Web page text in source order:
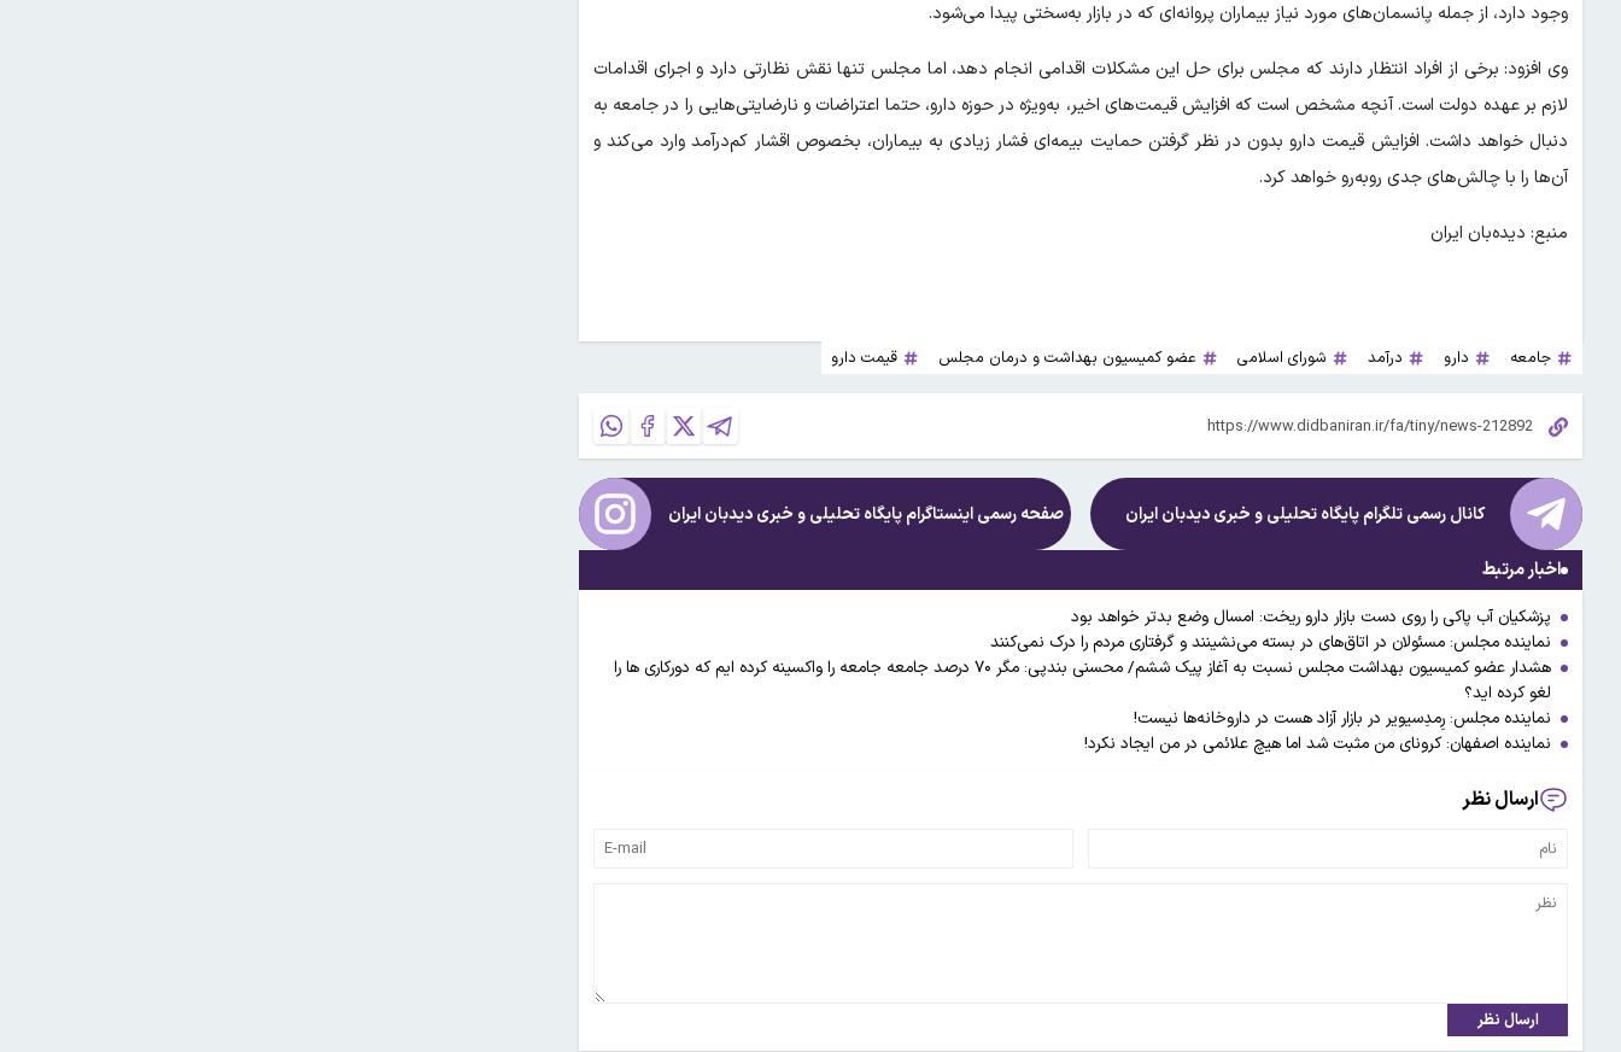
وجود دارد، از جمله پانسمان‌های مورد نیاز بیماران پروانه‌ای که در بازار به‌سختی پیدا می‌شود.
وی افزود: برخی از افراد انتظار دارند که مجلس برای حل این مشکلات اقدامی انجام دهد، اما مجلس تنها نقش نظارتی دارد و اجرای اقدامات
لازم بر عهده دولت است. آنچه مشخص است که افزایش قیمت‌های اخیر، به‌ویژه در حوزه دارو، حتما اعتراضات و نارضایتی‌هایی را در جامعه به
دنبال خواهد داشت. افزایش قیمت دارو بدون در نظر گرفتن حمایت بیمه‌ای فشار زیادی به بیماران، بخصوص اقشار کم‌درآمد وارد می‌کند و
آن‌ها را با چالش‌های جدی روبه‌رو خواهد کرد.
منبع: دیده‌بان ایران
جامعه دارو درآمد شورای اسلامی عضو کمیسیون بهداشت و درمان مجلس قیمت دارو
کانال رسمی تلگرام پایگاه تحلیلی و خبریدیدبان ایران صفحه رسمی اینستاگرام پایگاه تحلیلی و خبریدیدبان ایران
اخبار مرتبط
پزشکیان آب پاکی را روی دست بازار دارو ریخت: امسال وضع بدتر خواهد بود
نماینده مجلس: مسئولان در اتاق‌های در بسته می‌نشینند و گرفتاری مردم را درک نمی‌کنند
هشدار عضو کمیسیون بهداشت مجلس نسبت به آغاز پیک ششم/ محسنی بندپی: مگر ۷۰ درصد جامعه جامعه را واکسینه کرده ایم که دورکاری ها را
لغو کرده اید؟
نماینده مجلس: رِمدِسیویر در بازار آزاد هست در داروخانه‌ها نیست!
نماینده اصفهان: کرونای من مثبت شد اما هیچ علائمی در من ایجاد نکرد!
ارسال نظر
ارسال نظر